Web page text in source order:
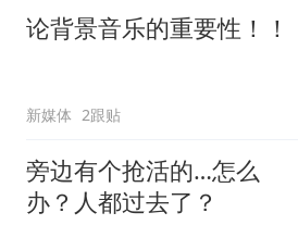
论背景音乐的重要性！！
新媒体 2跟贴
旁边有个抢活的…怎么
办？人都过去了？